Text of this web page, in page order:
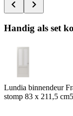
Handig als set
Lundia binnendeur
stomp 83 x 211,5 cm